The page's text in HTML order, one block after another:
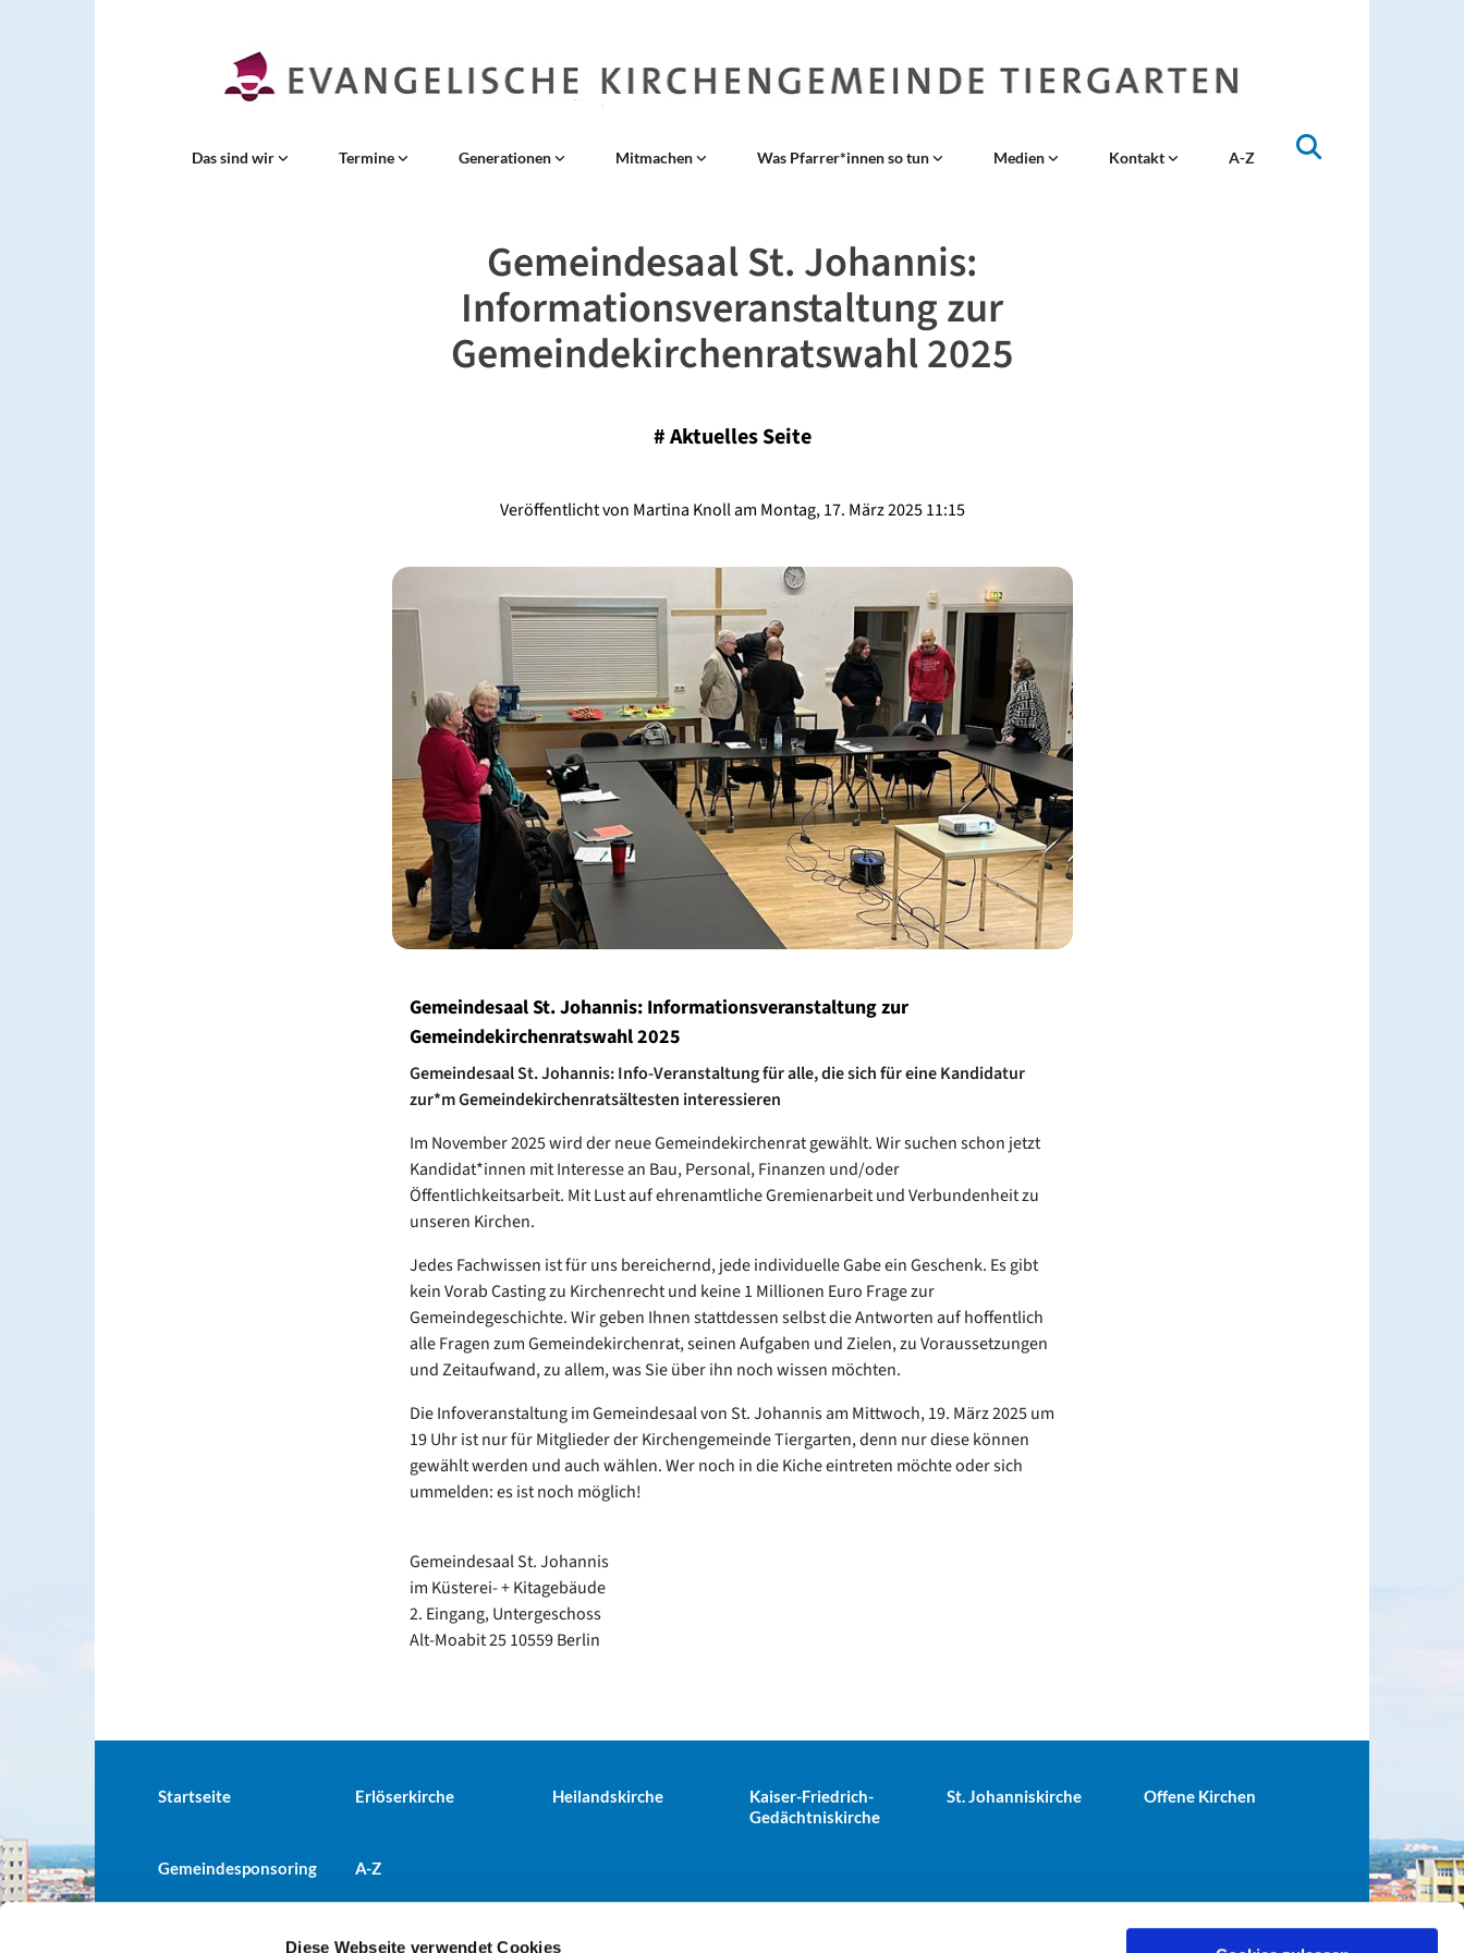
Diese Webseite verwendet Cookies
Das sind wir Termine Generationen Mitmachen Was Pfarrer*innen so tun Medien Kontakt A-Z
Gemeindesaal St. Johannis:
Informationsveranstaltung zur
Gemeindekirchenratswahl 2025
#Aktuelles Seite
Veröffentlicht von Martina Knoll am Montag, 17. März 2025 11:15
Gemeindesaal St. Johannis: Informationsveranstaltung zur
Gemeindekirchenratswahl 2025
Gemeindesaal St. Johannis: Info-Veranstaltung für alle, die sich für eine Kandidatur
zur*m Gemeindekirchenratsältesten interessieren
Im November 2025 wird der neue Gemeindekirchenrat gewählt. Wir suchen schon jetzt
Kandidat*innen mit Interesse an Bau, Personal, Finanzen und/oder
Öffentlichkeitsarbeit. Mit Lust auf ehrenamtliche Gremienarbeit und Verbundenheit zu
unseren Kirchen.
Jedes Fachwissen ist für uns bereichernd, jede individuelle Gabe ein Geschenk. Es gibt
kein Vorab Casting zu Kirchenrecht und keine 1 Millionen Euro Frage zur
Gemeindegeschichte. Wir geben Ihnen stattdessen selbst die Antworten auf hoffentlich
alle Fragen zum Gemeindekirchenrat, seinen Aufgaben und Zielen, zu Voraussetzungen
und Zeitaufwand, zu allem, was Sie über ihn noch wissen möchten.
Die Infoveranstaltung im Gemeindesaal von St. Johannis am Mittwoch, 19. März 2025 um
19 Uhr ist nur für Mitglieder der Kirchengemeinde Tiergarten, denn nur diese können
gewählt werden und auch wählen. Wer noch in die Kiche eintreten möchte oder sich
ummelden: es ist noch möglich!
Gemeindesaal St. Johannis
im Küsterei- + Kitagebäude
2. Eingang, Untergeschoss
Alt-Moabit 25 10559 Berlin
Startseite Erlöserkirche Heilandskirche
Kaiser-Friedrich-
Gedächtniskirche
St. Johanniskirche Offene Kirchen
Gemeindesponsoring A-Z